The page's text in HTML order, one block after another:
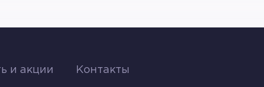
предметов.
большее увеличение
предметов. Световые лучи
и акции Контакты